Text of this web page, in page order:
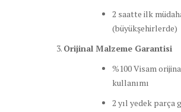
2 saatte ilk
(büyükşehirlerde)
Orijinal Malzeme Garantisi
%100 Visam
kullanımı
2 yıl yedek parça